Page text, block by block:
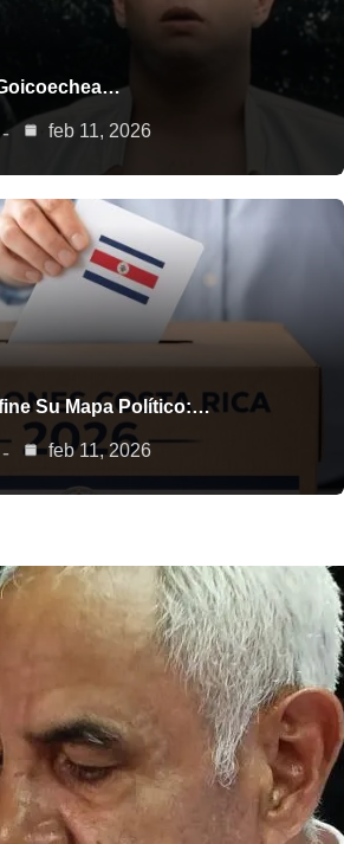
feb 11, 2026
Su Mapa Político:…
feb 11, 2026